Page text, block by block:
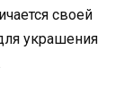
своей
украшения